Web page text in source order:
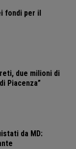
fondi per il
due milioni di
Piacenza”
da MD: